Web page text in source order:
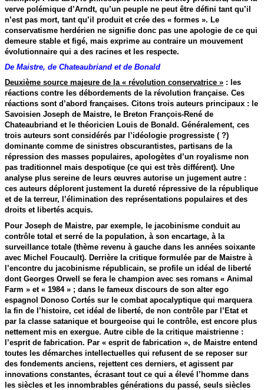
verve polémique d’Arndt, qu’un peuple ne peut être défini tant qu’il
n’est pas mort, tant qu’il produit et crée des « formes ». Le
conservatisme herdérien ne signifie donc pas une apologie de ce qui
demeure stable et figé, mais exprime au contraire un mouvement
évolutionnaire qui a des racines et les respecte.
De Maistre, de Chateaubriand et de Bonald
Deuxième source majeure de la « révolution conservatrice » : les
réactions contre les débordements de la révolution française. Ces
réactions sont d’abord françaises. Citons trois auteurs principaux : le
Savoisien Joseph de Maistre, le Breton François-René de
Chateaubriand et le théoricien Louis de Bonald. Généralement, ces
trois auteurs sont considérés par l’idéologie progressiste ( ?)
dominante comme de sinistres obscurantistes, partisans de la
répression des masses populaires, apologètes d’un royalisme non
pas traditionnel mais despotique (ce qui est très différent). Une
analyse plus sereine de leurs œuvres autorise un jugement autre :
ces auteurs déplorent justement la dureté répressive de la république
et de la terreur, l’élimination des représentations populaires et des
droits et libertés acquis.
Pour Joseph de Maistre, par exemple, le jacobinisme conduit au
contrôle total et serré de la population, à son encartage, à la
surveillance totale (thème revenu à gauche dans les années soixante
avec Michel Foucault). Derrière la critique formulée par de Maistre à
l’encontre du jacobinisme républicain, se profile un idéal de liberté
dont Georges Orwell se fera le champion avec ses romans « Animal
Farm » et « 1984 » ; dans le fameux discours de son alter ego
espagnol Donoso Cortés sur le combat apocalyptique qui marquera
la fin de l’histoire, cet idéal de liberté, de non contrôle par l’Etat et
par la classe satanique et bourgeoise qui le contrôle, est encore plus
nettement mis en exergue. Autre cible de la critique maistrienne :
l’esprit de fabrication. Par « esprit de fabrication », de Maistre entend
toutes les démarches intellectuelles qui refusent de se reposer sur
des fondements anciens, rejettent ces derniers, et agissent par
innovations constantes, écrasant tout ce qui a élevé l’homme dans
les siècles et les innombrables générations du passé, seuls siècles